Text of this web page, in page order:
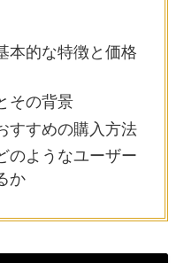
本的な特徴と価格
その背景
すすめの購入方法
のようなユーザー
か